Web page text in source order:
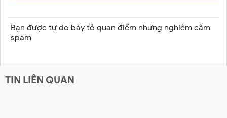
Bạn được tự do bày tỏ quan điểm nhưng nghiêm cấm
spam
TIN LIÊN QUAN